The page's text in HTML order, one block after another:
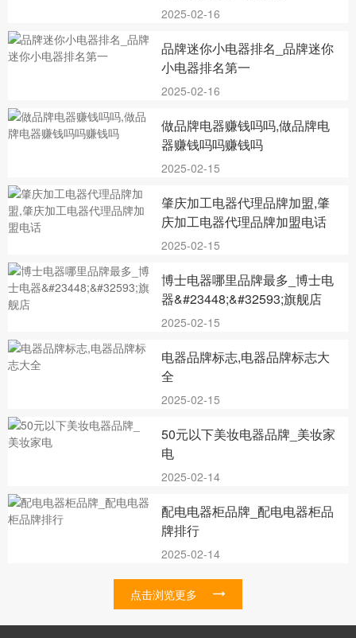
2025-02-16
品牌迷你小电器排名_品牌迷你
小电器排名第一
2025-02-16
做品牌电器赚钱吗吗,做品牌电
器赚钱吗吗赚钱吗
2025-02-15
肇庆加工电器代理品牌加盟,肇
庆加工电器代理品牌加盟电话
2025-02-15
博士电器哪里品牌最多_博士电
器&#23448;&#32593;旗舰店
2025-02-15
电器品牌标志,电器品牌标志大
全
2025-02-15
50元以下美妆电器品牌_美妆家
电
2025-02-14
配电电器柜品牌_配电电器柜品
牌排行
2025-02-14
点击浏览更多